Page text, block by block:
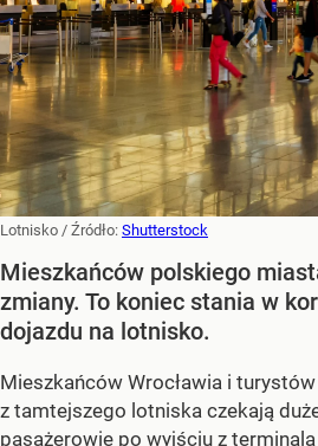
Lotnisko / Źródło: Shutterstock
Mieszkańców polskiego
zmiany. To koniec stania w
dojazdu na lotnisko.
Mieszkańców Wrocławia i
z tamtejszego lotniska czekają
pasażerowie po wyjściu z